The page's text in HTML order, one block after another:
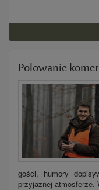
Polowanie
gości, humory
przyjaznej atmosferze.